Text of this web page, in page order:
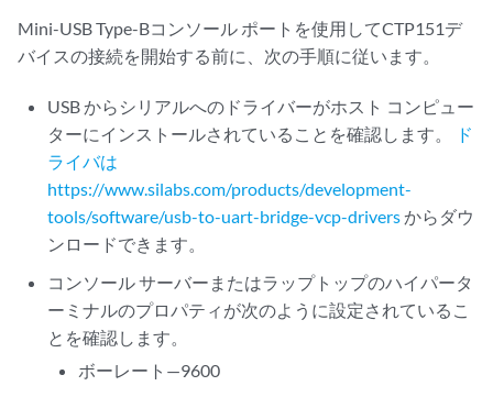
Mini-USB Type-Bコンソール ポートを使用してCTP151デ
バイスの接続を開始する前に、次の手順に従います。
USB からシリアルへのドライバーがホスト コンピュー
ターにインストールされていることを確認します。
ド
ライバは
https://www.silabs.com/products/development-
tools/software/usb-to-uart-bridge-vcp-driversからダウ
ンロードできます。
コンソール サーバーまたはラップトップのハイパータ
ーミナルのプロパティが次のように設定されているこ
とを確認します。
ボーレート—9600